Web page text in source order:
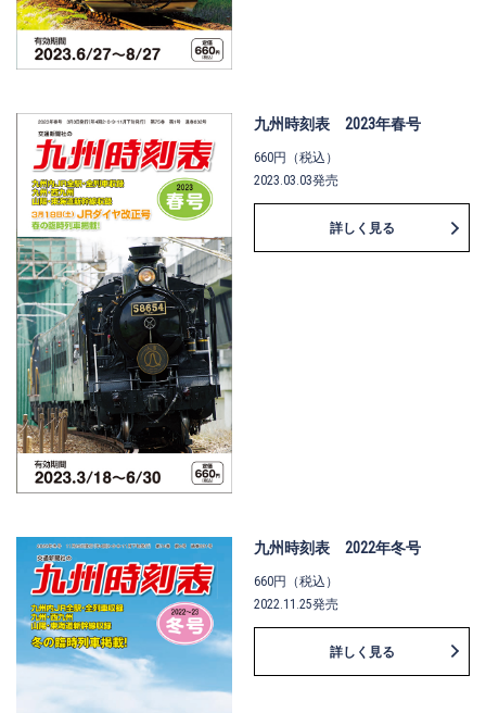
九州時刻表 2023年春号
660円（税込）
2023.03.03発売
詳しく見る
九州時刻表 2022年冬号
660円（税込）
2022.11.25発売
詳しく見る